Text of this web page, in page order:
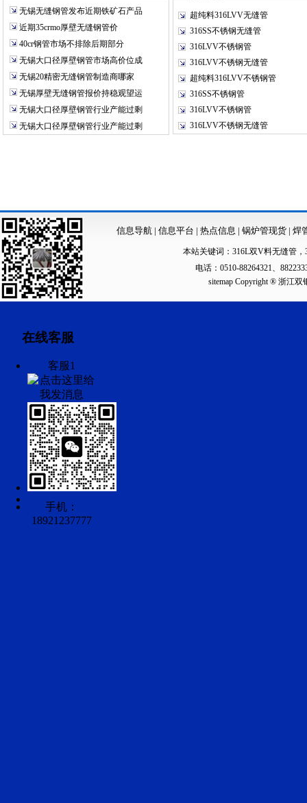
无锡无缝钢管发布近期铁矿石产品
近期35crmo厚壁无缝钢管价
40cr钢管市场不排除后期部分
无锡大口径厚壁钢管市场高价位成
无锡20精密无缝钢管制造商哪家
无锡厚壁无缝钢管报价持稳观望运
无锡大口径厚壁钢管行业产能过剩
无锡大口径厚壁钢管行业产能过剩
超纯料316LVV无缝管
316SS不锈钢无缝管
316LVV不锈钢管
316LVV不锈钢无缝管
超纯料316LVV不锈钢管
316SS不锈钢管
316LVV不锈钢管
316LVV不锈钢无缝管
信息导航| 信息平台 | 热点信息 | 锅炉管现货 | 焊
本站关键词： 316L双V料无缝管 ，
电话：0510-88264321、
sitemapCopyright ® 浙江双
在线客服
客服1
手机：
18921237777